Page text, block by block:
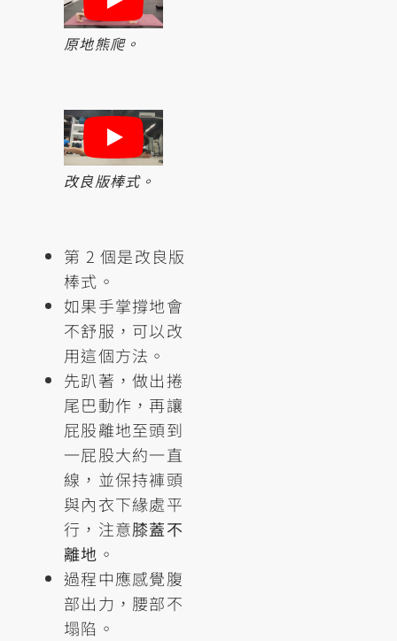
原地熊爬。
改良版棒式。
第 2 個是改良版
棒式。
如果手掌撐地會
不舒服，可以改
用這個方法。
先趴著，做出捲
尾巴動作，再讓
屁股離地至頭到
一屁股大約一直
線，並保持褲頭
與內衣下緣處平
行，注意膝蓋不
離地 。
過程中應感覺腹
部出力，腰部不
塌陷。